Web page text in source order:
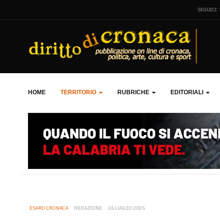
SEGUICI
HOME TERRITORIO RUBRICHE EDITORIALI
ESARO CRONACA REDAZIONE 26 LUGLIO 2025